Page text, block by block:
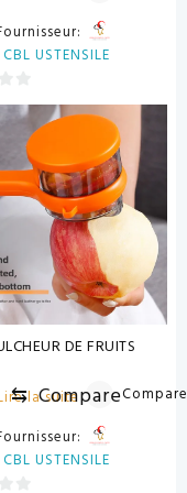
CBL USTENSILE
DE FRUITS
la suite
⇆ Compare
CBL USTENSILE